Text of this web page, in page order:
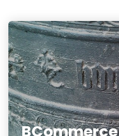
BCommerce